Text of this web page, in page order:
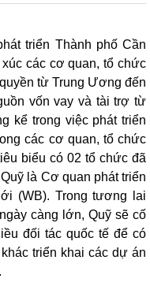
triển Thành phố Cần
các cơ quan, tổ chức
từ Trung Ương đến
vốn vay và tài trợ từ
kể trong việc phát triển
các cơ quan, tổ chức
biểu có 02 tổ chức đã
là Cơ quan phát triển
(WB). Trong tương lai
càng lớn, Quỹ sẽ cố
đối tác quốc tế để có
triển khai các dự án